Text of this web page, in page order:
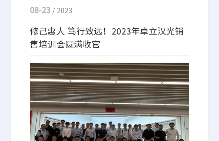
08-23 / 2023
修己惠人 笃行致远！2023年卓立汉光销
售培训会圆满收官
卓立汉光在北京唐韵会议中心开展了为期五天的销售
培训会，本次培训会邀请高管、业务骨干、优秀标杆
人员共15位讲师参与授课和实干经验分享，集结了来
自北京、上海、深圳、西安、成都等地36位销售代表
参加。